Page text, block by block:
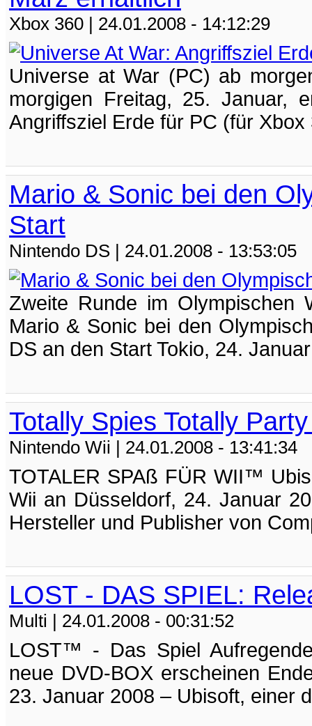
Xbox 360 | 24.01.2008 - 14:12:29
Universe at War (PC) ab
morgigen Freitag, 25. Januar,
Angriffsziel Erde für PC (für
Mario & Sonic bei den
Start
Nintendo DS | 24.01.2008 - 13:53:05
Zweite Runde im Olympischen
Mario & Sonic bei den
DS an den Start Tokio, 24.
Totally Spies Totally
Nintendo Wii | 24.01.2008 - 13:41:34
TOTALER SPAß FÜR WII™
Wii an Düsseldorf, 24. Januar
Hersteller und Publisher von
LOST - DAS SPIEL:
Multi | 24.01.2008 - 00:31:52
LOST™ - Das Spiel
neue DVD-BOX erscheinen
23. Januar 2008 – Ubisoft, einer